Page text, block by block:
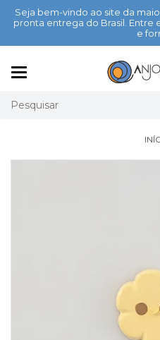
Seja bem-vindo ao site da
pronta entrega do Brasil. Entre
e